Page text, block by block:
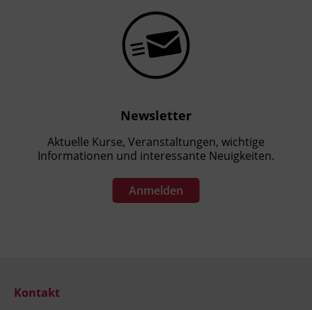
Ausstellung einer Kursbesuchsbestätigung
durch die Sigmund Freud Universität (SFU)
werden Ihre Annmeldedaten an die SFU
Newsletter
Aktuelle Kurse, Veranstaltungen, wichtige
Informationen und interessante Neuigkeiten.
Anmelden
Kontakt